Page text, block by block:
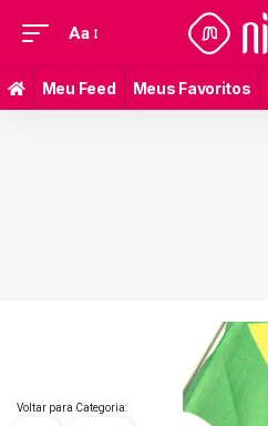
Aa
Meu Feed Meus Favoritos
Voltar para Categoria: